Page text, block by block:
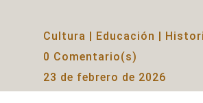
Cultura | Educación |
0 Comentario(s)
23 de febrero de 2026